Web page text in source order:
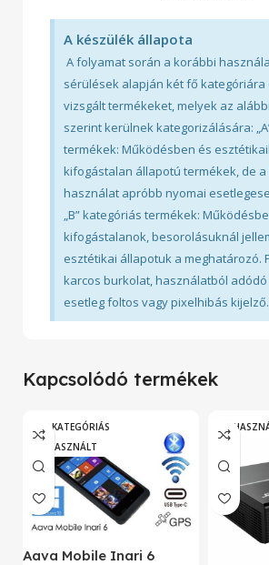
A készülék állapota
A folyamat során a korábbi
sérülések alapján két fő kategóriára
vizsgált termékeket, melyek az
szerint kerülnek kategorizálására:
termékek: Működésben és
kifogástalan állapotú termékek, de
használat apróbb nyomai
„B” kategóriás termékek:
kifogástalanok, besorolásuknál
esztétikai állapotuk a meghatározó.
karcos burkolat, használatból
esetleg foltos vagy pixelhibás kijelző.
Kapcsolódó termékek
„A” KATEGÓRIÁS
HASZNÁLT
Aava Mobile Inari 6